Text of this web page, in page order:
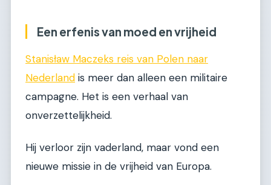
Een erfenis van moed en vrijheid
Stanisław Maczeks reis van Polen naar
Nederland is meer dan alleen een militaire
campagne. Het is een verhaal van
onverzettelijkheid.
Hij verloor zijn vaderland, maar vond een
nieuwe missie in de vrijheid van Europa.